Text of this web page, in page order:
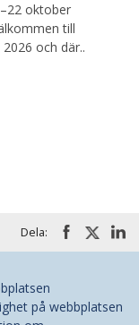
oktober
till
och där..
Dela:
på webbplatsen